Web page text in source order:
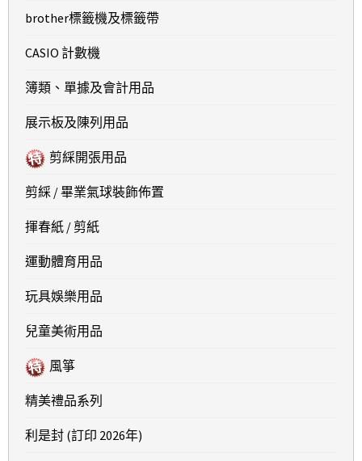
brother標籤機及標籤帶
CASIO 計數機
簿類、單據及會計用品
展示板及陳列用品
剪綵開張用品
剪綵 / 畢業氣球裝飾佈置
揮春紙 / 剪紙
運動體育用品
玩具娛樂用品
兒童美術用品
風箏
精美禮品系列
利是封 (訂印 2026年)